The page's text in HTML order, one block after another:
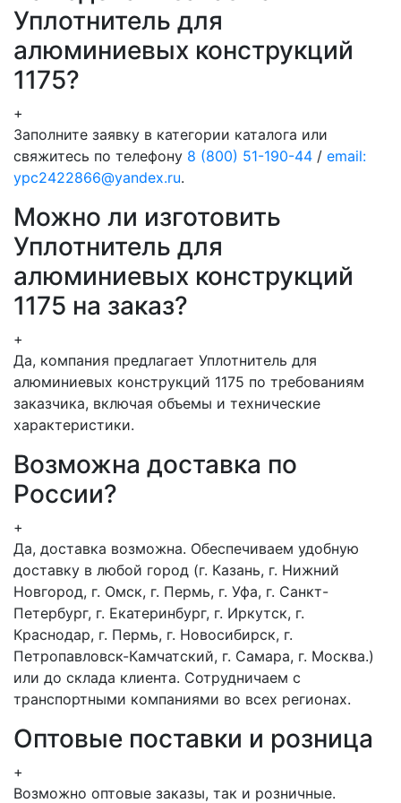
Уплотнитель для
алюминиевых конструкций
1175?
+
Заполните заявку в категории каталога или
свяжитесь по телефону 8 (800) 51-190-44 / email:
ypc2422866@yandex.ru.
Можно ли изготовить
Уплотнитель для
алюминиевых конструкций
1175 на заказ?
+
Да, компания предлагает Уплотнитель для
алюминиевых конструкций 1175 по требованиям
заказчика, включая объемы и технические
характеристики.
Возможна доставка по
России?
+
Да, доставка возможна. Обеспечиваем удобную
доставку в любой город (г. Казань, г. Нижний
Новгород, г. Омск, г. Пермь, г. Уфа, г. Санкт-
Петербург, г. Екатеринбург, г. Иркутск, г.
Краснодар, г. Пермь, г. Новосибирск, г.
Петропавловск-Камчатский, г. Самара, г. Москва.)
или до склада клиента. Сотрудничаем с
транспортными компаниями во всех регионах.
Оптовые поставки и розница
+
Возможно оптовые заказы, так и розничные.